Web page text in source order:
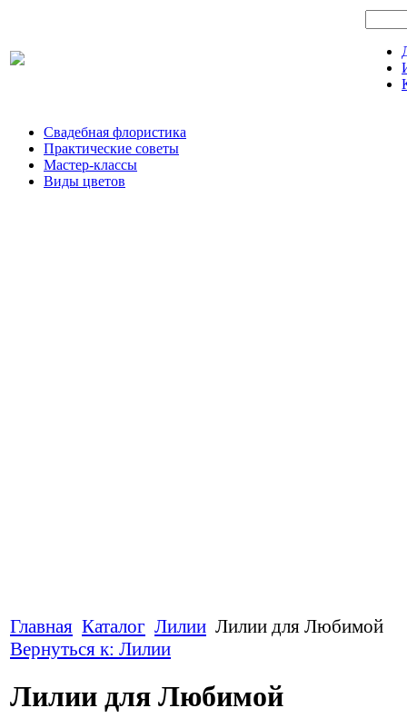
Свадебная флористика
Практические советы
Мастер-классы
Виды цветов
Главная Каталог Лилии Лилии для Любимой
Вернуться к: Лилии
Лилии для Любимой